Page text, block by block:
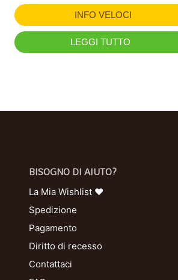
INFO VELOCI
LEGGI TUTTO
BISOGNO DI AIUTO?
La Mia Wishlist ❤
Spedizione
Pagamento
Diritto di recesso
Contattaci